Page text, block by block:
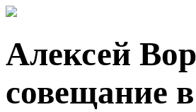
Алексей
совещание